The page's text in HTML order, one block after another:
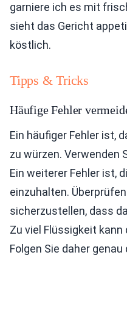
garniere ich es mit
sieht das Gericht
köstlich.
Tipps & Tricks
Häufige Fehler
Ein häufiger Fehler ist,
zu würzen. Verwenden
Ein weiterer Fehler ist,
einzuhalten.
sicherzustellen, dass
Zu viel Flüssigkeit
Folgen Sie daher genau